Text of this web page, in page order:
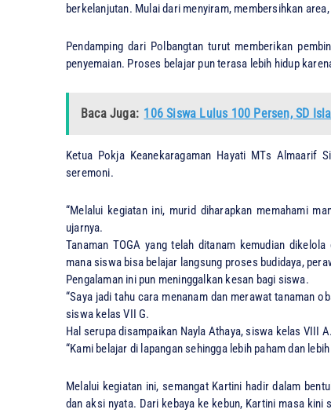
berkelanjutan. Mulai dari menyiram, membersihkan
Pendamping dari Polbangtan turut memberikan
penyemaian. Proses belajar pun terasa lebih hidup
Baca Juga: 106 Siswa Lulus 100 Persen, SD
Ketua Pokja Keanekaragaman Hayati MTs Almaarif
seremoni.
“Melalui kegiatan ini, murid diharapkan memahami
ujarnya.
Tanaman TOGA yang telah ditanam kemudian
mana siswa bisa belajar langsung proses budidaya,
Pengalaman ini pun meninggalkan kesan bagi siswa.
“Saya jadi tahu cara menanam dan merawat tanaman
siswa kelas VII G.
Hal serupa disampaikan Nayla Athaya, siswa kelas VIII A.
“Kami belajar di lapangan sehingga lebih paham dan
Melalui kegiatan ini, semangat Kartini hadir dalam
dan aksi nyata. Dari kebaya ke kebun, Kartini masa kini